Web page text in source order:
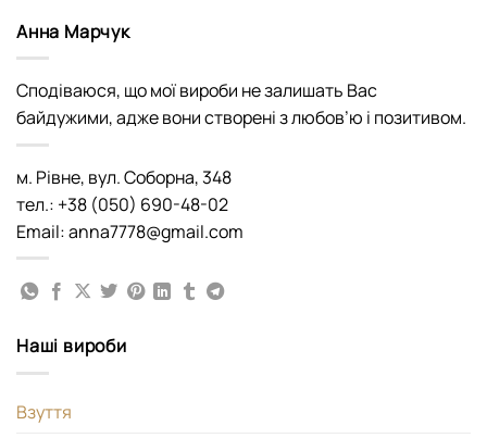
Анна Марчук
Сподіваюся, що мої вироби не залишать Вас
байдужими, адже вони створені з любов’ю і позитивом.
м. Рівне, вул. Соборна, 348
тел.: +38 (050) 690-48-02
Email: anna7778@gmail.com
Наші вироби
Взуття